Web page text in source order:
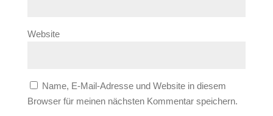
Website
Name, E-Mail-Adresse und Website in diesem
Browser für meinen nächsten Kommentar speichern.